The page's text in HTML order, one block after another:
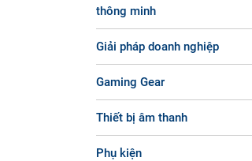
thông minh
Giải pháp doanh nghiệp
Gaming Gear
Thiết bị âm thanh
Phụ kiện